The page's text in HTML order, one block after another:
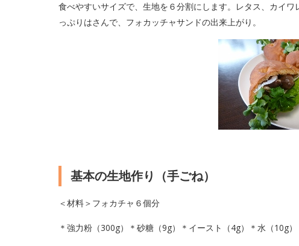
食べやすいサイズで、生地を６分割にします。レタス、カイ
っぷりはさんで、フォカッチャサンドの出来上がり。
基本の生地作り（手ごね）
＜材料＞フォカチャ６個分
＊強力粉（300g）＊砂糖（9g）＊イースト（4g）＊水（10g